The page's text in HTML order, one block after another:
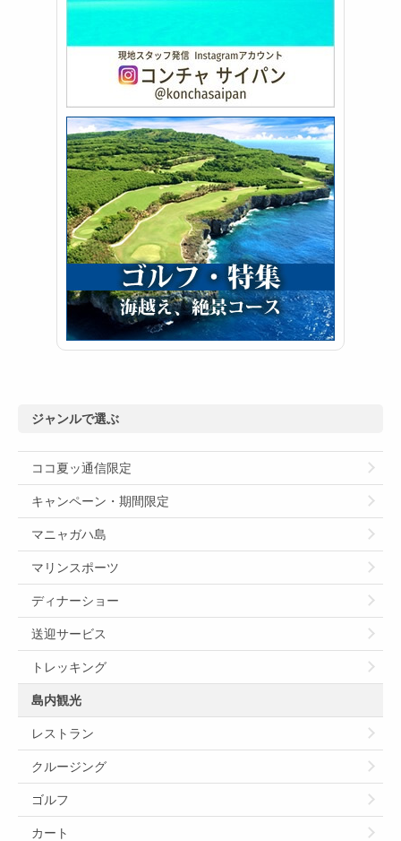
ジャンルで選ぶ
ココ夏ッ通信限定
キャンペーン・期間限定
マニャガハ島
マリンスポーツ
ディナーショー
送迎サービス
トレッキング
島内観光
レストラン
クルージング
ゴルフ
カート